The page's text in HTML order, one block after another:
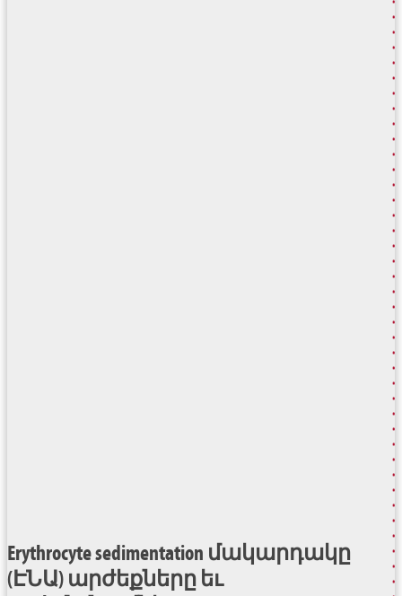
Erythrocyte sedimentation մակարդակը
(ԷՆԱ) արժեքները եւ